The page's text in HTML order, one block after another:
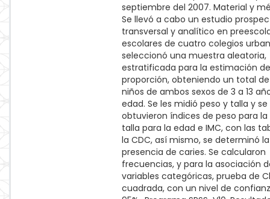
septiembre del 2007. Material y
Se llevó a cabo un estudio
transversal y analítico en
escolares de cuatro colegios
seleccionó una muestra aleatoria,
estratificada para la estimación
proporción, obteniendo un total
niños de ambos sexos de 3 a 13
edad. Se les midió peso y talla y se
obtuvieron índices de peso para la
talla para la edad e IMC, con las
la CDC, así mismo, se determinó la
presencia de caries. Se calcularon
frecuencias, y para la asociación
variables categóricas, prueba de
cuadrada, con un nivel de